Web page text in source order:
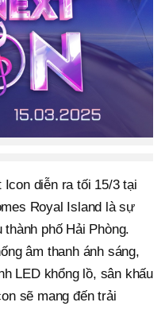
diễn ra tối 15/3 tại
Royal Island là sự
phố Hải Phòng.
âm thanh ánh sáng,
LED khổng lồ, sân khấu
sẽ mang đến trải